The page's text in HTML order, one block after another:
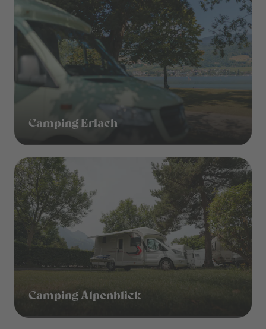
Camping Erlach
Camping Alpenblick